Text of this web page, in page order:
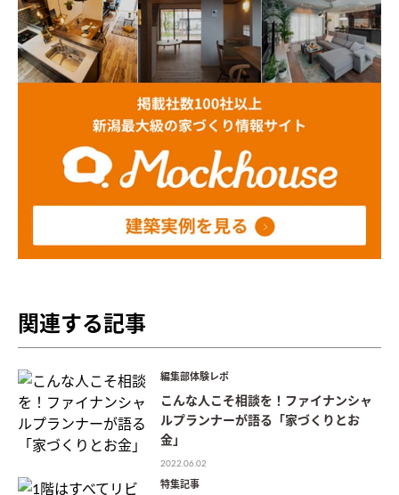
関連する記事
編集部体験レポ
こんな人こそ相談を！ファイナンシャ
ルプランナーが語る「家づくりとお
金」
2022.06.02
特集記事